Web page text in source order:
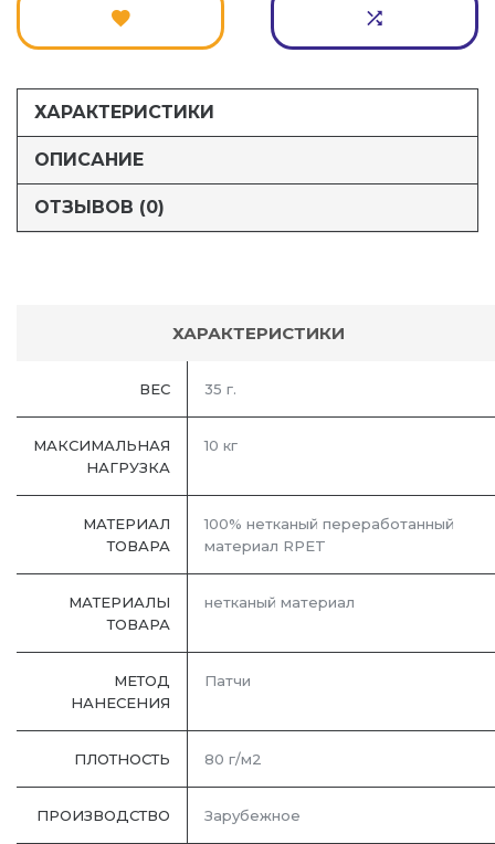
ХАРАКТЕРИСТИКИ
ОПИСАНИЕ
ОТЗЫВОВ (0)
ХАРАКТЕРИСТИКИ
ВЕС 35 г.
МАКСИМАЛЬНАЯ
НАГРУЗКА
10 кг
МАТЕРИАЛ
ТОВАРА
100% нетканый переработанный
материал RPET
МАТЕРИАЛЫ
ТОВАРА
нетканый материал
МЕТОД
НАНЕСЕНИЯ
Патчи
ПЛОТНОСТЬ 80 г/м2
ПРОИЗВОДСТВО Зарубежное